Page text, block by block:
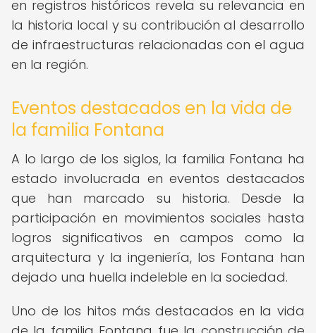
en registros históricos revela su relevancia en
la historia local y su contribución al desarrollo
de infraestructuras relacionadas con el agua
en la región.
Eventos destacados en la vida de
la familia Fontana
A lo largo de los siglos, la familia Fontana ha
estado involucrada en eventos destacados
que han marcado su historia. Desde la
participación en movimientos sociales hasta
logros significativos en campos como la
arquitectura y la ingeniería, los Fontana han
dejado una huella indeleble en la sociedad.
Uno de los hitos más destacados en la vida